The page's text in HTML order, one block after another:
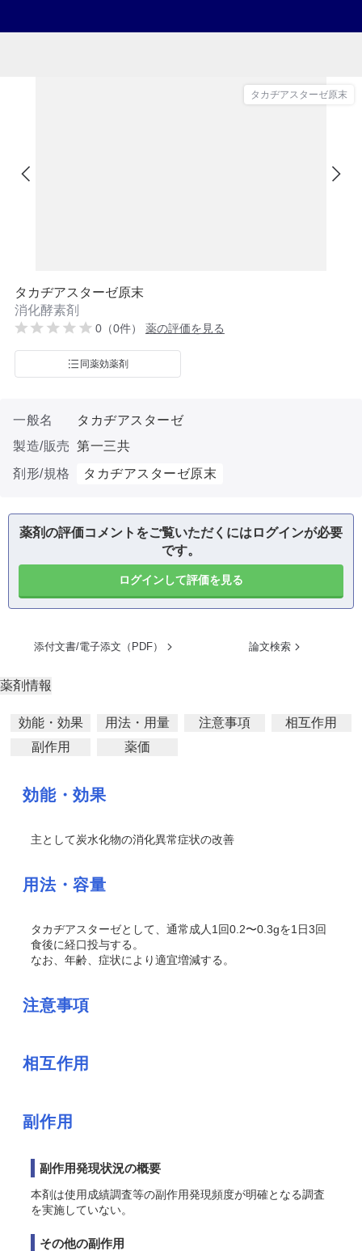
タカヂアスターゼ原末
タカヂアスターゼ原末
消化酵素剤
0（0件） 薬の評価を見る
同薬効薬剤
一般名
タカヂアスターゼ
製造/販売 第一三共
剤形/規格
タカヂアスターゼ原末
薬剤の評価コメントをご覧いただくにはログインが必要
です。
ログインして評価を見る
添付文書/電子添文（PDF） 論文検索
薬剤情報
効能・効果 用法・用量 注意事項
相互作用
副作用
薬価
効能・効果
主として炭水化物の消化異常症状の改善
用法・容量
タカヂアスターゼとして、通常成人1回0.2〜0.3gを1日3回
食後に経口投与する。
なお、年齢、症状により適宜増減する。
注意事項
相互作用
副作用
副作用発現状況の概要
本剤は使用成績調査等の副作用発現頻度が明確となる調査
を実施していない。
その他の副作用